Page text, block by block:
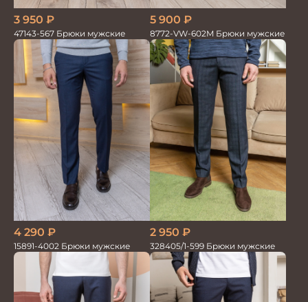
3 950 ₽
47143-567 Брюки мужские
5 900 ₽
8772-VW-602M Брюки мужские
4 290 ₽
15891-4002 Брюки мужские
2 950 ₽
328405/1-599 Брюки мужские